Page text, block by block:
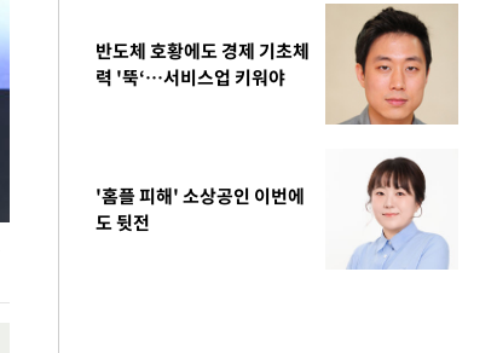
무더위 잊는 도심형 여름 축제 '2026 서울 바캉스 용산어린이정원
반도체 호황에도 경제 기초체
력 '뚝‘…서비스업 키워야
'홈플 피해' 소상공인 이번에
도 뒷전